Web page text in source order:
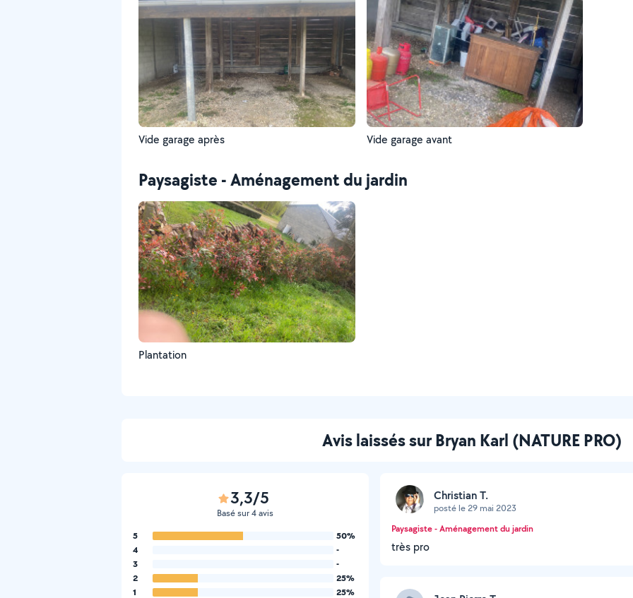
Vide garage après Vide garage avant
Paysagiste - Aménagement du jardin
Plantation
Avis laissés sur Bryan Karl (NATURE PRO)
3,3/5
Basé sur 4 avis
5
50%
4
-
3
-
2
25%
1
25%
Christian T.
posté le 29 mai 2023
Paysagiste - Aménagement du jardin
très pro